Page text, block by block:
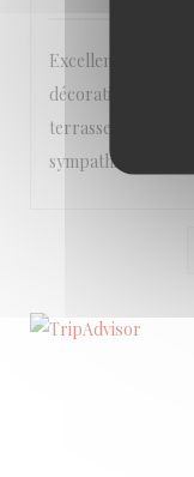
Excellente table
décoration
terrasse très
sympathique!